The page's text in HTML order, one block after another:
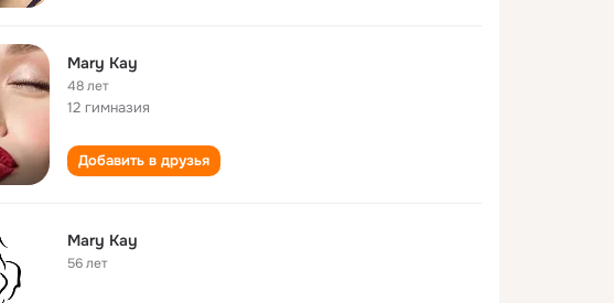
Mary Kay
48 лет
12 гимназия
Добавить в друзья
Mary Kay
56 лет